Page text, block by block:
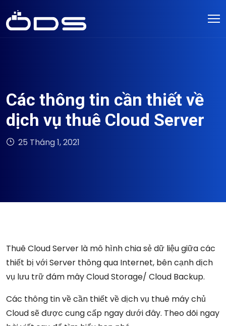
Các thông tin cần thiết về
dịch vụ thuê Cloud Server
25 Tháng 1, 2021
Thuê Cloud Server là mô hình chia sẻ dữ liệu giữa các
thiết bị với Server thông qua Internet, bên cạnh dịch
vụ lưu trữ đám mây Cloud Storage/ Cloud Backup.
Các thông tin về cần thiết vềdịch vụ thuê máy chủ
Cloud sẽ được cung cấp ngay dưới đây. Theo dõi ngay